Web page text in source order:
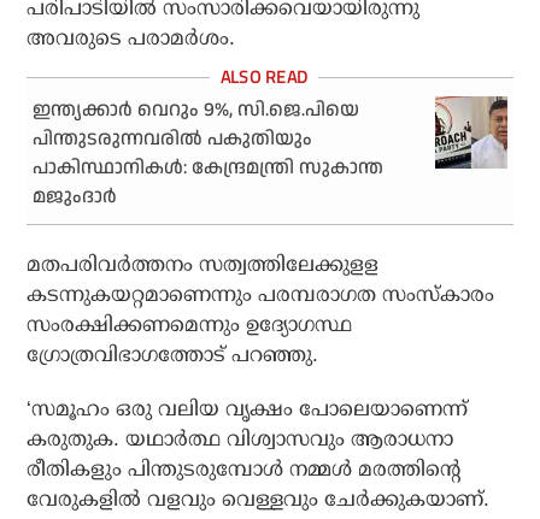
പരിപാടിയില്‍ സംസാരിക്കവെയായിരുന്നു
അവരുടെ പരാമര്‍ശം.
ഇന്ത്യക്കാര്‍ വെറും 9%, സി.ജെ.പിയെ
പിന്തുടരുന്നവരില്‍ പകുതിയും
പാകിസ്ഥാനികള്‍: കേന്ദ്രമന്ത്രി സുകാന്ത
മജുംദാര്‍
മതപരിവര്‍ത്തനം സത്വത്തിലേക്കുളള
കടന്നുകയറ്റമാണെന്നും പരമ്പരാഗത സംസ്‌കാരം
സംരക്ഷിക്കണമെന്നും ഉദ്യോഗസ്ഥ
ഗ്രോത്രവിഭാഗത്തോട് പറഞ്ഞു.
‘സമൂഹം ഒരു വലിയ വൃക്ഷം പോലെയാണെന്ന്
കരുതുക. യഥാര്‍ത്ഥ വിശ്വാസവും ആരാധനാ
രീതികളും പിന്തുടരുമ്പോള്‍ നമ്മള്‍ മരത്തിന്റെ
വേരുകളില്‍ വളവും വെള്ളവും ചേര്‍ക്കുകയാണ്.